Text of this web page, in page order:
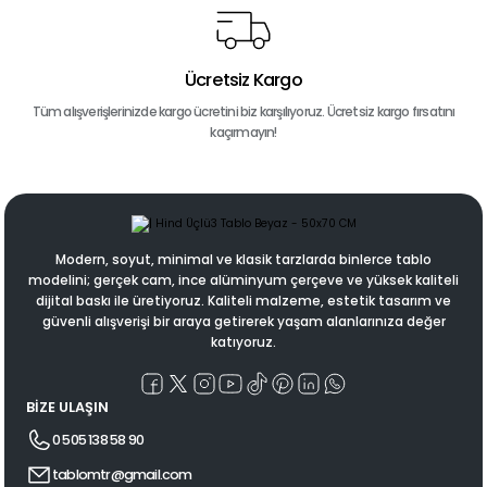
Ücretsiz Kargo
Tüm alışverişlerinizde kargo ücretini biz karşılıyoruz. Ücretsiz kargo fırsatını
kaçırmayın!
Modern, soyut, minimal ve klasik tarzlarda binlerce tablo
modelini; gerçek cam, ince alüminyum çerçeve ve yüksek kaliteli
dijital baskı ile üretiyoruz. Kaliteli malzeme, estetik tasarım ve
güvenli alışverişi bir araya getirerek yaşam alanlarınıza değer
katıyoruz.
BİZE ULAŞIN
0 505 138 58 90
tablomtr@gmail.com